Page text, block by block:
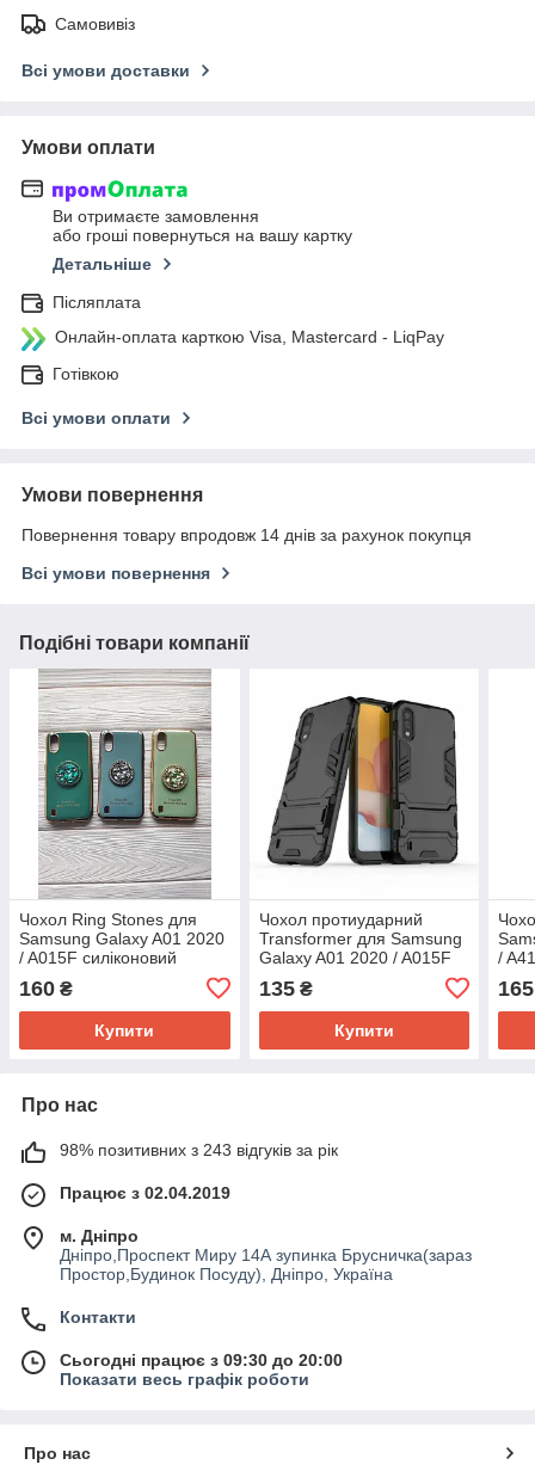
Самовивіз
Всі умови доставки
Умови оплати
Ви отримаєте замовлення
або гроші повернуться на вашу картку
Детальніше
Післяплата
Онлайн-оплата карткою Visa, Mastercard - LiqPay
Готівкою
Всі умови оплати
Умови повернення
Повернення товару впродовж 14 днів за рахунок покупця
Всі умови повернення
Подібні товари компанії
Чохол Ring Stones для
Samsung Galaxy A01 2020
/ A015F силіконовий
160 ₴
Купити
Чохол протиударний
Transformer для Samsung
Galaxy A01 2020 / A015F
135₴
Купити
/
165
Про нас
98% позитивних з 243 відгуків за рік
Працює з 02.04.2019
м. Дніпро
Дніпро,Проспект Миру 14А зупинка Брусничка(зараз
Простор,Будинок Посуду), Дніпро, Україна
Контакти
Сьогодні працює з 09:30 до 20:00
Показати весь графік роботи
Про нас